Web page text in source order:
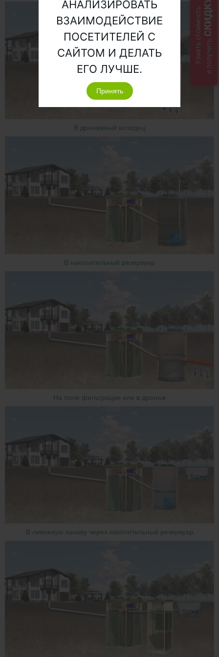
В дренажный колодец
В накопительный резервуар
На поле фильтрации или в дренаж
В ливневую канаву через накопительный резервуар
Узнать стоимостьи получить
СКИДКУ
АНАЛИЗИРОВАТЬ
ВЗАИМОДЕЙСТВИЕ
ПОСЕТИТЕЛЕЙ С
САЙТОМ И ДЕЛАТЬ
ЕГО ЛУЧШЕ.
Принять